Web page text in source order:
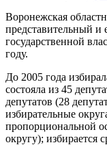
Воронежская
представительный и
государственной
году.
До 2005 года
состояла из 45
депутатов (28
избирательные
пропорциональной
округу); избирается